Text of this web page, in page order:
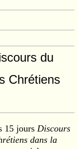
du
Chrétiens
15 jours Discours
dans la